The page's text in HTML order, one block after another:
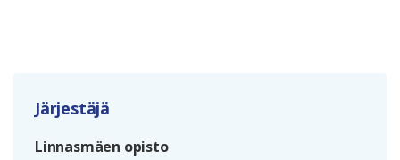
Järjestäjä
Linnasmäen opisto